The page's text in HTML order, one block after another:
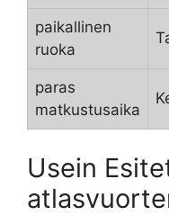
paikallinen
ruoka
paras
matkustusaika
Usein